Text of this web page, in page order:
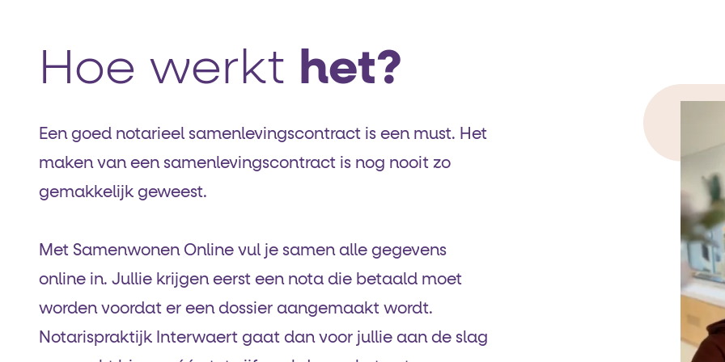
Hoe werkt het?
Een goed notarieel samenlevingscontract is een must. Het
maken van een samenlevingscontract is nog nooit zo
gemakkelijk geweest.
Met Samenwonen Online vul je samen alle gegevens
online in. Jullie krijgen eerst een nota die betaald moet
worden voordat er een dossier aangemaakt wordt.
Notarispraktijk Interwaert gaat dan voor jullie aan de slag